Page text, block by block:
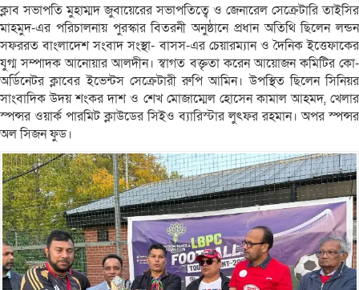
ক্লাব সভাপতি মুহাম্মদ জুবায়েরের সভাপতিত্বে ও জেনারেল সেক্রেটারি তাইসির
মাহমুদ-এর পরিচালনায় পুরস্কার বিতরনী অনুষ্ঠানে প্রধান অতিথি ছিলেন লন্ডন
সফররত বাংলাদেশ সংবাদ সংস্থা- বাসস-এর চেয়ারম্যান ও দৈনিক ইত্তেফাকের
যুগ্ম সম্পাদক আনোয়ার আলদীন। স্বাগত বক্তৃতা করেন আয়োজন কমিটির কো-
অর্ডিনেটর ক্লাবের ইভেন্টস সেক্রেটারী রুপি আমিন। উপস্থিত ছিলেন সিনিয়র
সাংবাদিক উদয় শংকর দাশ ও শেখ মোজাম্মেল হোসেন কামাল আহমদ, খেলার
স্পন্সর ওয়ার্ক পারমিট ক্লাউডের সিইও ব্যারিস্টার লুৎফর রহমান। অপর স্পন্সর
অল সিজন ফুড।